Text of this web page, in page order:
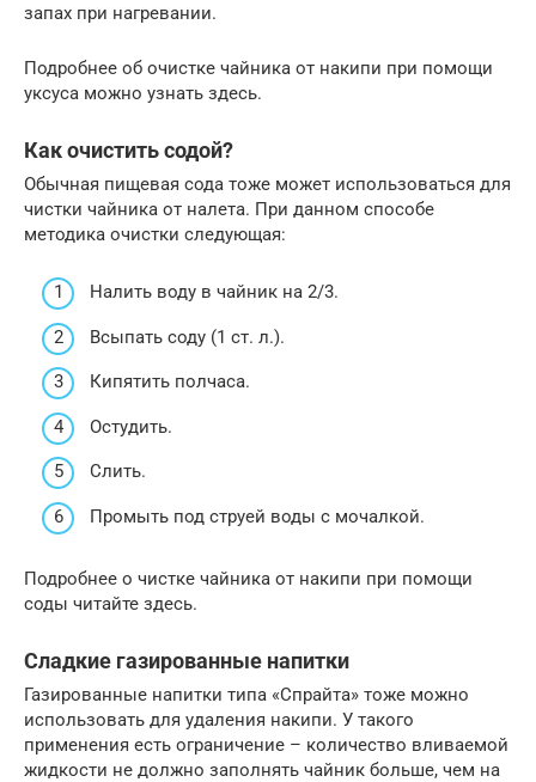
запах при нагревании.
Подробнее об очистке чайника от накипи при помощи
уксуса можно узнать здесь.
Как очистить содой?
Обычная пищевая сода тоже может использоваться для
чистки чайника от налета. При данном способе
методика очистки следующая:
Налить воду в чайник на 2/3.
Всыпать соду (1 ст. л.).
Кипятить полчаса.
Остудить.
Слить.
Промыть под струей воды с мочалкой.
Подробнее о чистке чайника от накипи при помощи
соды читайте здесь.
Сладкие газированные напитки
Газированные напитки типа «Спрайта» тоже можно
использовать для удаления накипи. У такого
применения есть ограничение – количество вливаемой
жидкости не должно заполнять чайник больше, чем на